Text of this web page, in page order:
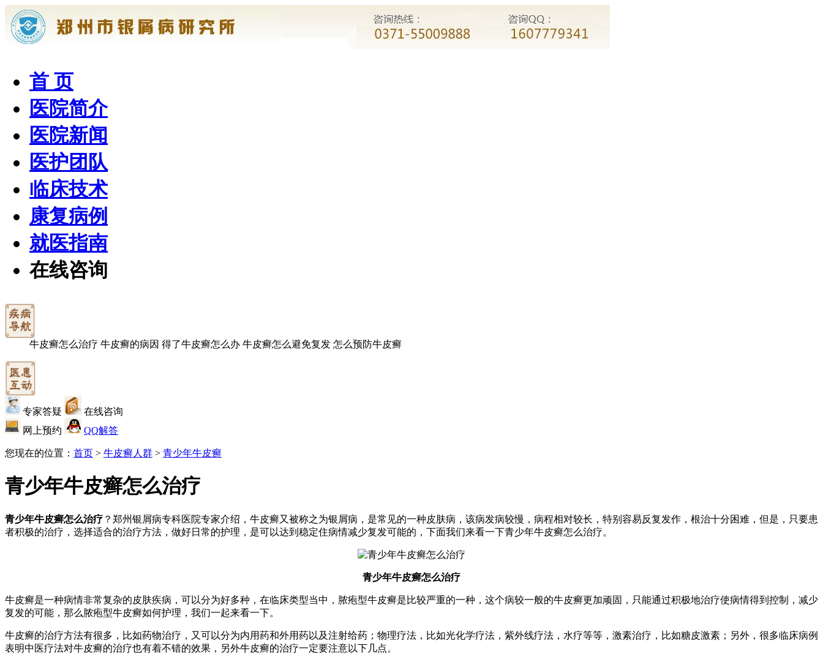
首 页
医院简介
医院新闻
医护团队
临床技术
康复病例
就医指南
在线咨询
牛皮癣怎么治疗 牛皮癣的病因 得了牛皮癣怎么办 牛皮癣怎么避免复发 怎么预防牛皮癣
专家答疑
在线咨询
网上预约
QQ解答
您现在的位置： 首页 > 牛皮癣人群 > 青少年牛皮癣
青少年牛皮癣怎么治疗
青少年牛皮癣怎么治疗 ？郑州银屑病专科医院专家介绍，牛皮癣又被称之为银屑病，是常见的一种皮肤病，该病发病较慢，病程相对较长，特别容易反复发作，根治十分困难，但是，只要患
者积极的治疗，选择适合的治疗方法，做好日常的护理，是可以达到稳定住病情减少复发可能的，下面我们来看一下青少年牛皮癣怎么治疗。
青少年牛皮癣怎么治疗
牛皮癣是一种病情非常复杂的皮肤疾病，可以分为好多种，在临床类型当中，脓疱型牛皮癣是比较严重的一种，这个病较一般的牛皮癣更加顽固，只能通过积极地治疗使病情得到控制，减少
复发的可能，那么脓疱型牛皮癣如何护理，我们一起来看一下。
牛皮癣的治疗方法有很多，比如药物治疗，又可以分为内用药和外用药以及注射给药；物理疗法，比如光化学疗法，紫外线疗法，水疗等等，激素治疗，比如糖皮激素；另外，很多临床病例
表明中医疗法对牛皮癣的治疗也有着不错的效果，另外牛皮癣的治疗一定要注意以下几点。